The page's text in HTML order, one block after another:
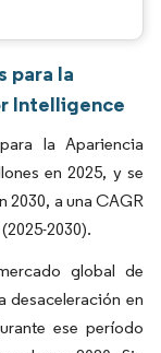
para la
Intelligence
la Apariencia
en 2025, y se
2030, a una CAGR
2030).
global de
desaceleración en
ese período